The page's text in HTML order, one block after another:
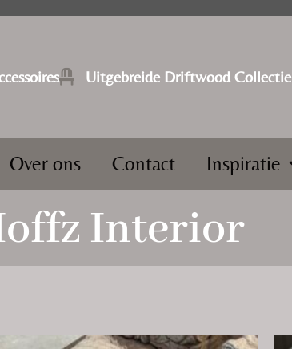
⁠Uitgebreide Driftwood Collectie
Over ons Contact Inspiratie
Interior